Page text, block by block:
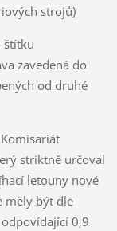
strojů)
štítku
zavedená do
od druhé
striktně určoval
letouny nové
měly být dle
0,9